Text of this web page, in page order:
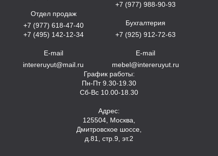
Отдел продаж
+7 (977) 618-47-40
+7 (495) 142-12-34
E-mail
intereruyut@mail.ru
+7 (977) 988-90-93
Бухгалтерия
+7 (925) 912-72-63
E-mail
mebel@intereruyut.ru
График работы:
Пн-Пт 9.30-19.30
Сб-Вс 10.00-18.30
Адрес:
125504, Москва,
Дмитровское шоссе,
д.81, стр.9, эт.2